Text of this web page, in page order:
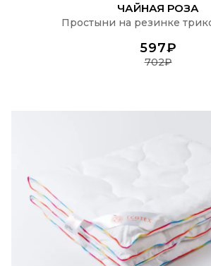
ЧАЙНАЯ РОЗА
Простыни на резинке
597₽
702₽